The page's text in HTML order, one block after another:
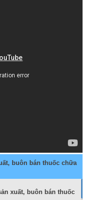
buôn bán thuốc chữa
xuất, buôn bán thuốc